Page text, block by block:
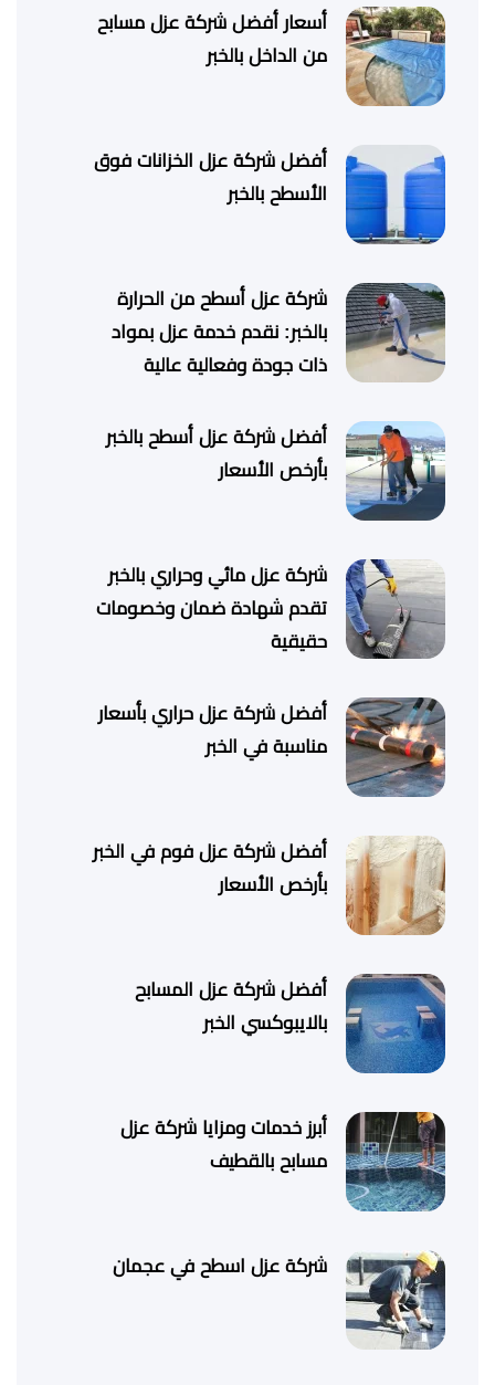
أسعار أفضل شركة عزل مسابح
من الداخل بالخبر
أفضل شركة عزل الخزانات فوق
الأسطح بالخبر
شركة عزل أسطح من الحرارة
بالخبر: نقدم خدمة عزل بمواد
ذات جودة وفعالية عالية
أفضل شركة عزل أسطح بالخبر
بأرخص الأسعار
شركة عزل مائي وحراري بالخبر
تقدم شهادة ضمان وخصومات
حقيقية
أفضل شركة عزل حراري بأسعار
مناسبة في الخبر
أفضل شركة عزل فوم في الخبر
بأرخص الأسعار
أفضل شركة عزل المسابح
بالايبوكسي الخبر
أبرز خدمات ومزايا شركة عزل
مسابح بالقطيف
شركة عزل اسطح في عجمان